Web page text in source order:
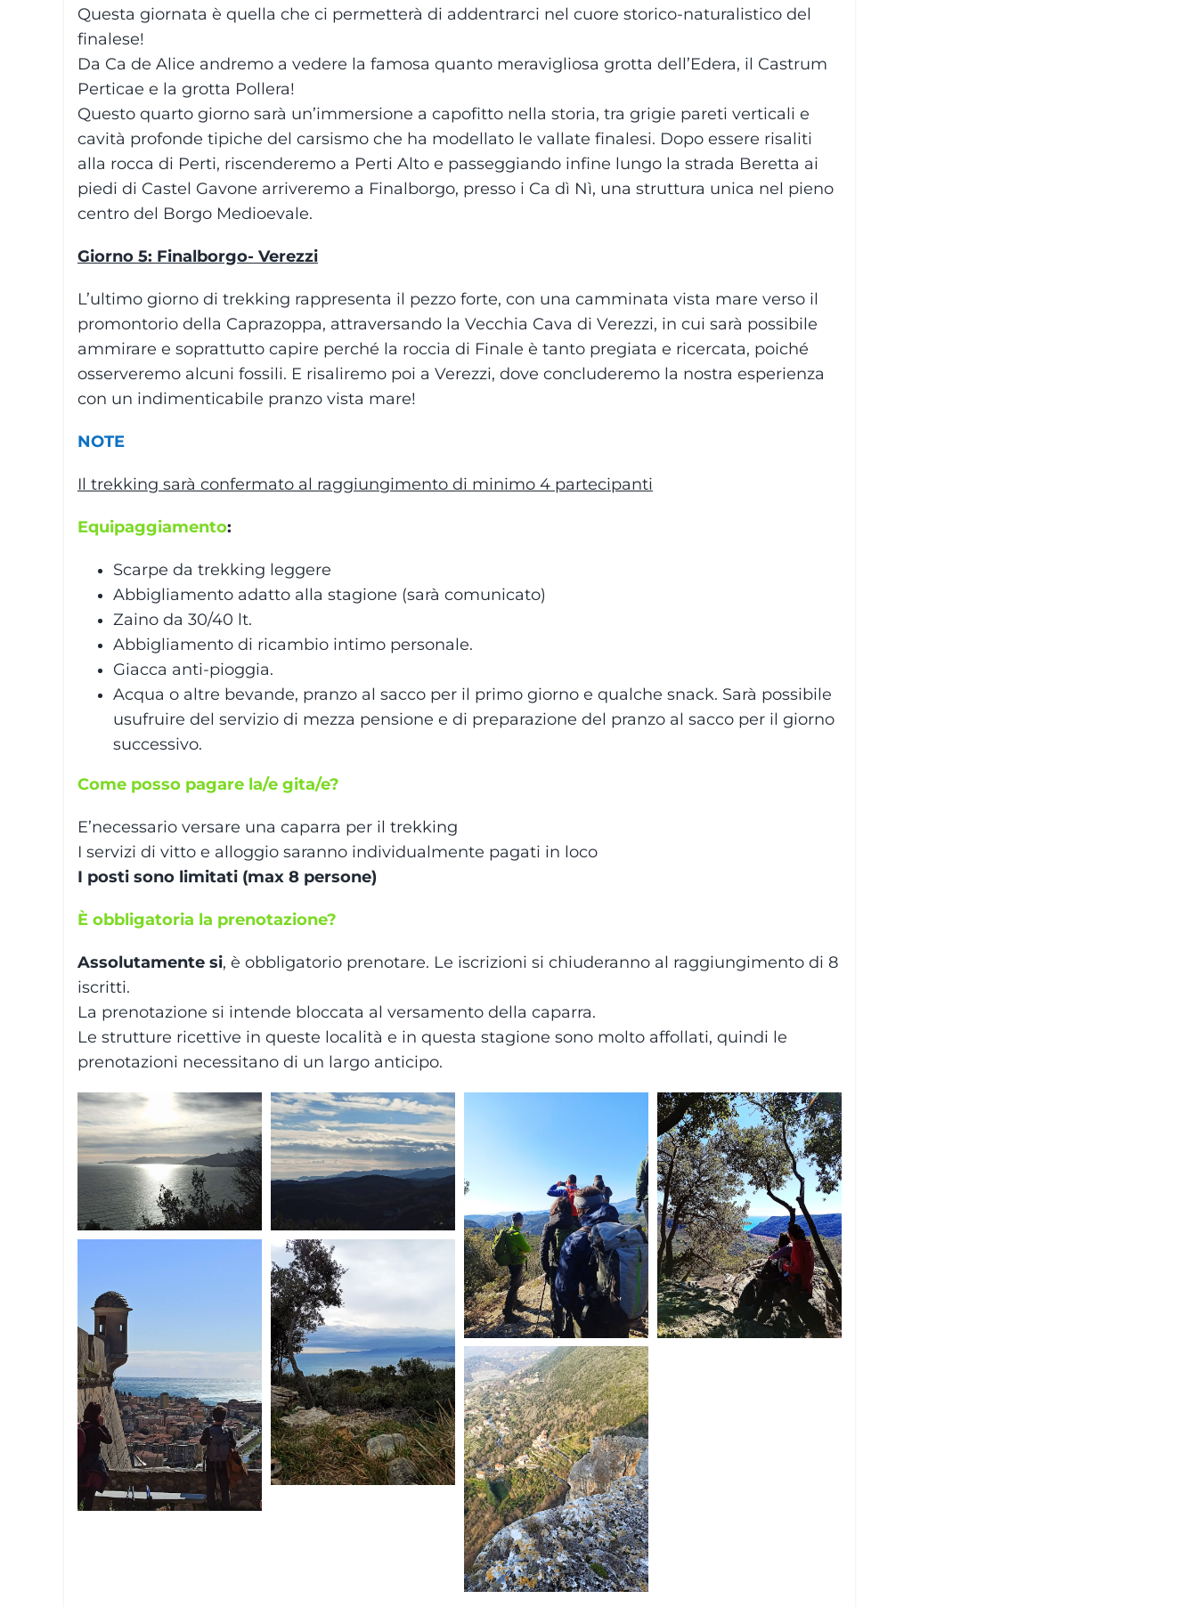
Questa giornata è quella che ci permetterà di addentrarci nel cuore storico-naturalistico del
finalese!
Da Ca de Alice andremo a vedere la famosa quanto meravigliosa grotta dell’Edera, il Castrum
Perticae e la grotta Pollera!
Questo quarto giorno sarà un’immersione a capofitto nella storia, tra grigie pareti verticali e
cavità profonde tipiche del carsismo che ha modellato le vallate finalesi. Dopo essere risaliti
alla rocca di Perti, riscenderemo a Perti Alto e passeggiando infine lungo la strada Beretta ai
piedi di Castel Gavone arriveremo a Finalborgo, presso i Ca dì Nì, una struttura unica nel pieno
centro del Borgo Medioevale.
Giorno 5: Finalborgo- Verezzi
L’ultimo giorno di trekking rappresenta il pezzo forte, con una camminata vista mare verso il
promontorio della Caprazoppa, attraversando la Vecchia Cava di Verezzi, in cui sarà possibile
ammirare e soprattutto capire perché la roccia di Finale è tanto pregiata e ricercata, poiché
osserveremo alcuni fossili. E risaliremo poi a Verezzi, dove concluderemo la nostra esperienza
con un indimenticabile pranzo vista mare!
NOTE
Il trekking sarà confermato al raggiungimento di minimo 4 partecipanti
Equipaggiamento:
Scarpe da trekking leggere
Abbigliamento adatto alla stagione (sarà comunicato)
Zaino da 30/40 lt.
Abbigliamento di ricambio intimo personale.
Giacca anti-pioggia.
Acqua o altre bevande, pranzo al sacco per il primo giorno e qualche snack. Sarà possibile
usufruire del servizio di mezza pensione e di preparazione del pranzo al sacco per il giorno
successivo.
Come posso pagare la/e gita/e?
E’necessario versare una caparra per il trekking
I servizi di vitto e alloggio saranno individualmente pagati in loco
I posti sono limitati (max 8 persone)
È obbligatoria la prenotazione?
Assolutamente si, è obbligatorio prenotare. Le iscrizioni si chiuderanno al raggiungimento di 8
iscritti.
La prenotazione si intende bloccata al versamento della caparra.
Le strutture ricettive in queste località e in questa stagione sono molto affollati, quindi le
prenotazioni necessitano di un largo anticipo.